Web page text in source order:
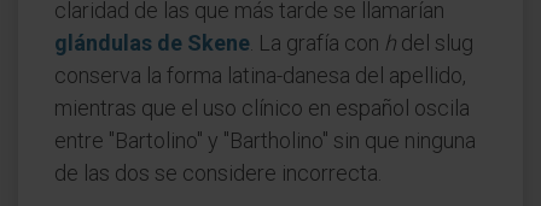
claridad de las que más tarde se llamarían
glándulas de Skene . La grafía con h del slug
conserva la forma latina-danesa del apellido,
mientras que el uso clínico en español oscila
entre "Bartolino" y "Bartholino" sin que ninguna
de las dos se considere incorrecta.